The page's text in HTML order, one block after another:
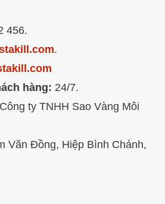
456.
.
hàng: 24/7.
Công ty TNHH Sao Vàng Môi
Văn Đồng, Hiệp Bình Chánh,